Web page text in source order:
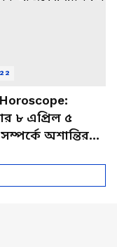
৮ এপ্রিল ৫
অশান্তির
রাশিফল